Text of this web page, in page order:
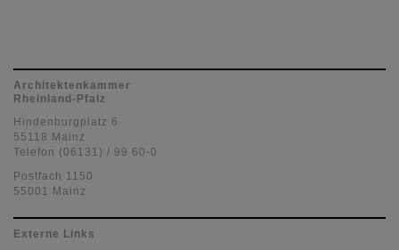
Architektenkammer
Rheinland-Pfalz
Hindenburgplatz 6
55118 Mainz
Telefon (06131) / 99 60-0
Postfach 1150
55001 Mainz
Externe Links